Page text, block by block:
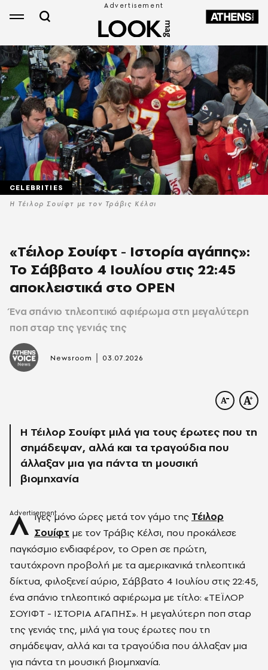
Η Τέιλορ Σουίφτ με τον Τράβις Κέλσι
CELEBRITIES
«Τέιλορ Σουίφτ - Ιστορία αγάπης»:
Το Σάββατο 4 Ιουλίου στις 22:45
αποκλειστικά στο OPEN
Ένα σπάνιο τηλεοπτικό αφιέρωμα στη μεγαλύτερη
ποπ σταρ της γενιάς της
Newsroom 03.07.2026
H Τέιλορ Σουίφτ μιλά για τους έρωτες που τη
σημάδεψαν, αλλά και τα τραγούδια που
άλλαξαν μια για πάντα τη μουσική
βιομηχανία
Λ ίγες μόνο ώρες μετά τον γάμο της Τέιλορ
Σουίφτ με τον Τράβις Κέλσι, που προκάλεσε
παγκόσμιο ενδιαφέρον, το Open σε πρώτη,
ταυτόχρονη προβολή με τα αμερικανικά τηλεοπτικά
δίκτυα, φιλοξενεί αύριο, Σάββατο 4 Ιουλίου στις 22:45,
ένα σπάνιο τηλεοπτικό αφιέρωμα με τίτλο: «ΤΕΪΛΟΡ
ΣΟΥΙΦΤ - ΙΣΤΟΡΙΑ ΑΓΑΠΗΣ». H μεγαλύτερη ποπ σταρ
της γενιάς της, μιλά για τους έρωτες που τη
σημάδεψαν, αλλά και τα τραγούδια που άλλαξαν μια
για πάντα τη μουσική βιομηχανία.